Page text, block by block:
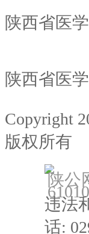
陕西省医
陕西省医
Copyright
版权所有
陕公
违法
话: